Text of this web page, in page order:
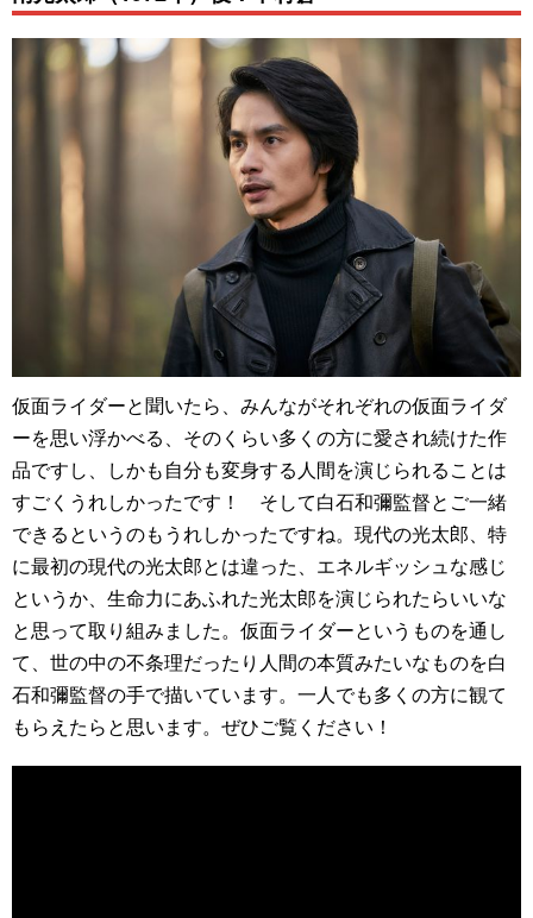
仮面ライダーと聞いたら、みんながそれぞれの仮面ライダ
ーを思い浮かべる、そのくらい多くの方に愛され続けた作
品ですし、しかも自分も変身する人間を演じられることは
すごくうれしかったです！ そして白石和彌監督とご一緒
できるというのもうれしかったですね。現代の光太郎、特
に最初の現代の光太郎とは違った、エネルギッシュな感じ
というか、生命力にあふれた光太郎を演じられたらいいな
と思って取り組みました。仮面ライダーというものを通し
て、世の中の不条理だったり人間の本質みたいなものを白
石和彌監督の手で描いています。一人でも多くの方に観て
もらえたらと思います。ぜひご覧ください！